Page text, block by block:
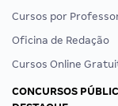
Cursos por
Oficina de Redação
Cursos Online
CONCURSOS